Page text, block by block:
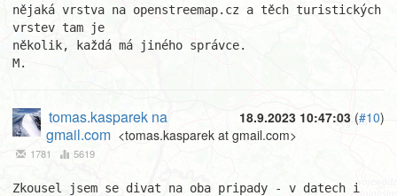
nějaká vrstva na openstreemap.cz a těch turistických
vrstev tam je
několik, každá má jiného správce.
M.
18.9.2023 10:47:03 (#10)
tomas.kasparek na
gmail.com <tomas.kasparek at gmail.com>
1781 5619
Zkousel jsem se divat na oba pripady - v datech i